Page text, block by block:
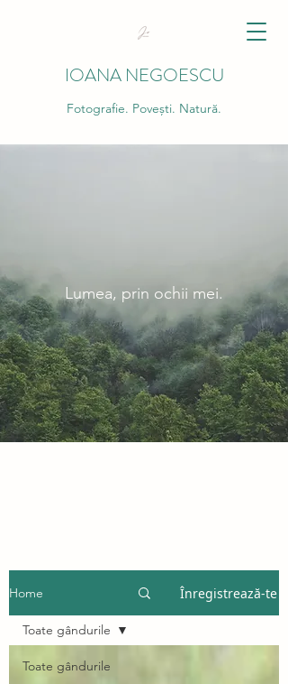
IOANA NEGOESCU
Fotografie. Povești. Natură.
Lumea, prin ochii mei.
Home Înregistrează-te
Toate gândurile
Toate gândurile